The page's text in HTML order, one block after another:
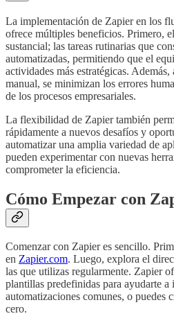
La implementación de Zapier en los
ofrece múltiples beneficios. Primero,
sustancial; las tareas rutinarias que
automatizadas, permitiendo que el
actividades más estratégicas.
manual, se minimizan los errores
de los procesos empresariales.
La flexibilidad de Zapier también
rápidamente a nuevos desafíos y
automatizar una amplia variedad de
pueden experimentar con nuevas
comprometer la eficiencia.
Cómo Empezar con
Comenzar con Zapier es sencillo.
en Zapier.com. Luego, explora el
las que utilizas regularmente. Zapier
plantillas predefinidas para ayudarte
automatizaciones comunes, o puedes
cero.